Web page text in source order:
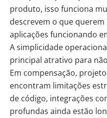
produto, isso funciona
descrevem o que
aplicações funcionando
A simplicidade
principal atrativo para
Em compensação,
encontram limitações
de código, integrações
profundas ainda estão